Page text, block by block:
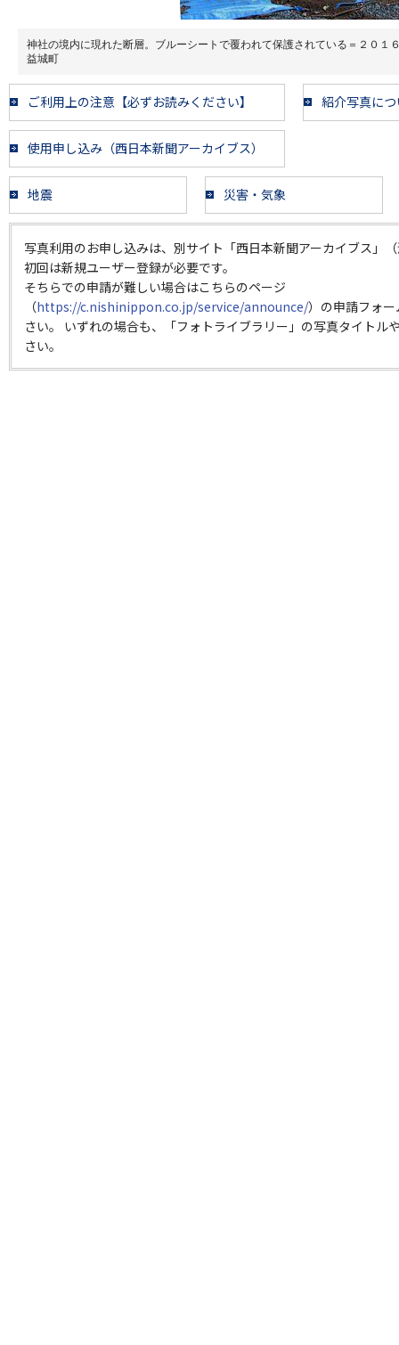
神社の境内に現れた断層。ブルーシートで覆われて保護されている＝２０１
益城町
ご利用上の注意【必ずお読みください】 紹介写真に
使用申し込み（西日本新聞アーカイブス）
地震 災害・気象
写真利用のお申し込みは、別サイト「西日本新聞アーカイブス」
初回は新規ユーザー登録が必要です。
そちらでの申請が難しい場合はこちらのページ
（https://c.nishinippon.co.jp/service/announce/）の申請フォ
さい。 いずれの場合も、「フォトライブラリー」の写真タイトル
さい。